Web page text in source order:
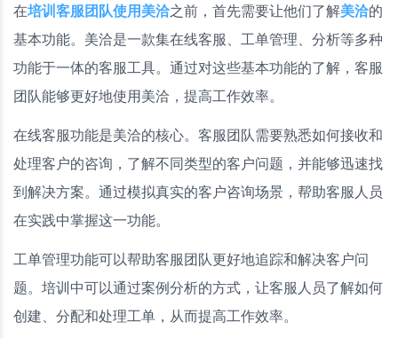
在培训客服团队使用美洽之前，首先需要让他们了解美洽的
基本功能。美洽是一款集在线客服、工单管理、分析等多种
功能于一体的客服工具。通过对这些基本功能的了解，客服
团队能够更好地使用美洽，提高工作效率。
在线客服功能是美洽的核心。客服团队需要熟悉如何接收和
处理客户的咨询，了解不同类型的客户问题，并能够迅速找
到解决方案。通过模拟真实的客户咨询场景，帮助客服人员
在实践中掌握这一功能。
工单管理功能可以帮助客服团队更好地追踪和解决客户问
题。培训中可以通过案例分析的方式，让客服人员了解如何
创建、分配和处理工单，从而提高工作效率。